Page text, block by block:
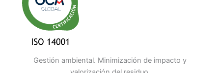
Gestión ambiental. Minimización de impacto y